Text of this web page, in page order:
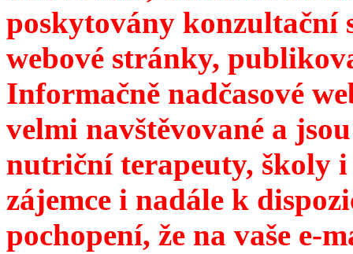
poskytovány konzultační
webové stránky,
Informačně nadčasové
velmi navštěvované a
nutriční terapeuty, školy
zájemce i nadále k
pochopení, že na vaše e-